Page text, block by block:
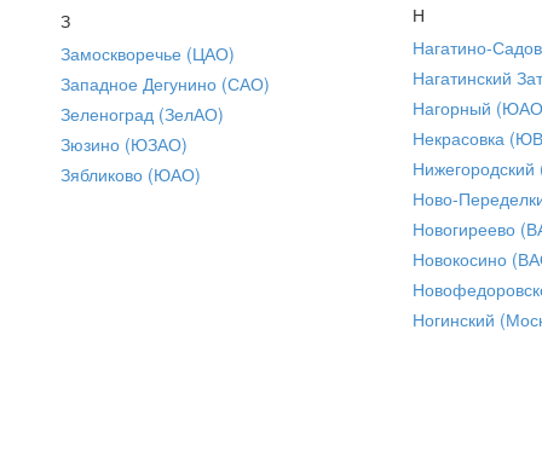
З
Замоскворечье (ЦАО)
Западное Дегунино (САО)
Зеленоград (ЗелАО)
Зюзино (ЮЗАО)
Зябликово (ЮАО)
Н
Нагатино-
Нагатинский
Нагорный
Некрасовка
Ново-
Новогиреево
Новокосино
Ногинский